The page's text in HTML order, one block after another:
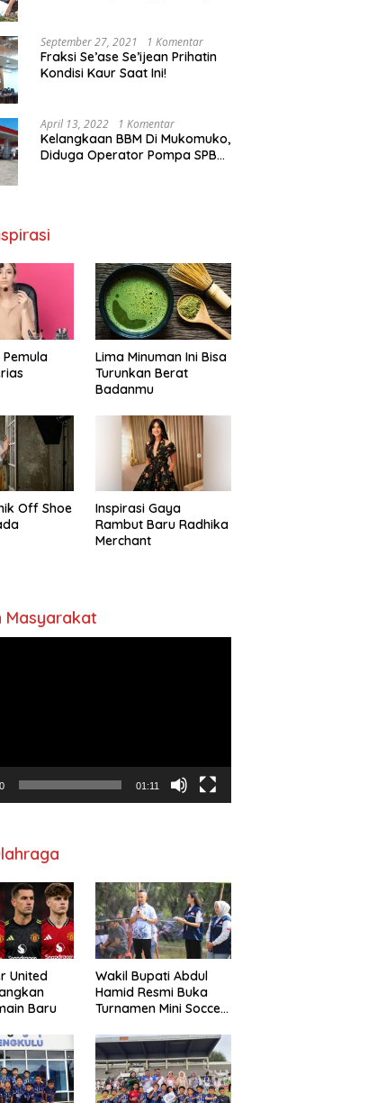
Segera Bertindak
September 27, 2021 1 Komentar
Fraksi Se’ase Se’ijean Prihatin
Kondisi Kaur Saat Ini!
April 13, 2022 1 Komentar
Kelangkaan BBM Di Mukomuko,
Diduga Operator Pompa SPBU
Lima Minuman Ini Bisa
Turunkan Berat
Badanmu
Off Shoe
Inspirasi Gaya
Rambut Baru Radhika
Merchant
Masyarakat
01:11
United
Baru
Wakil Bupati Abdul
Hamid Resmi Buka
Turnamen Mini Soccer